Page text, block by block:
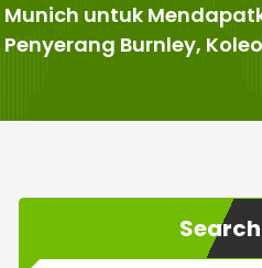
Munich untuk
Penyerang Burnley,
Search